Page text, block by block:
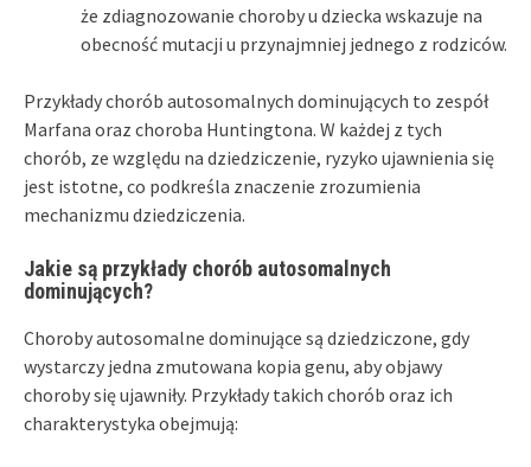
że zdiagnozowanie choroby u dziecka wskazuje na
obecność mutacji u przynajmniej jednego z rodziców.
Przykłady chorób autosomalnych dominujących to zespół
Marfana oraz choroba Huntingtona. W każdej z tych
chorób, ze względu na dziedziczenie, ryzyko ujawnienia się
jest istotne, co podkreśla znaczenie zrozumienia
mechanizmu dziedziczenia.
Jakie są przykłady chorób autosomalnych
dominujących?
Choroby autosomalne dominujące są dziedziczone, gdy
wystarczy jedna zmutowana kopia genu, aby objawy
choroby się ujawniły. Przykłady takich chorób oraz ich
charakterystyka obejmują: